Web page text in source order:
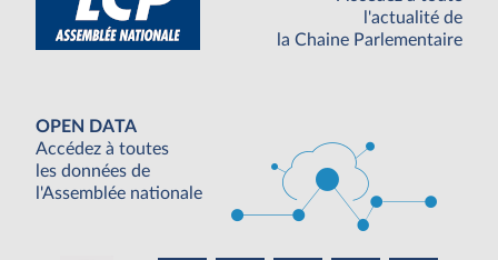
l'actualité de
la Chaine Parlementaire
OPEN DATA
Accédez à toutes
les données de
l'Assemblée nationale